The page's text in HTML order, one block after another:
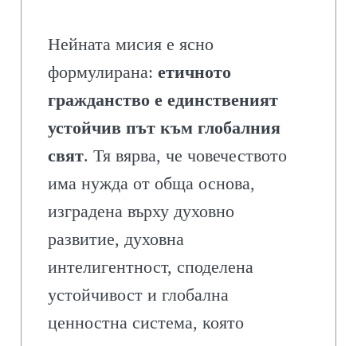
Нейната мисия е ясно
формулирана:етичното
гражданство е единственият
устойчив път към глобалния
свят. Тя вярва, че човечеството
има нужда от обща основа,
изградена върху духовно
развитие, духовна
интелигентност, споделена
устойчивост и глобална
ценностна система, която